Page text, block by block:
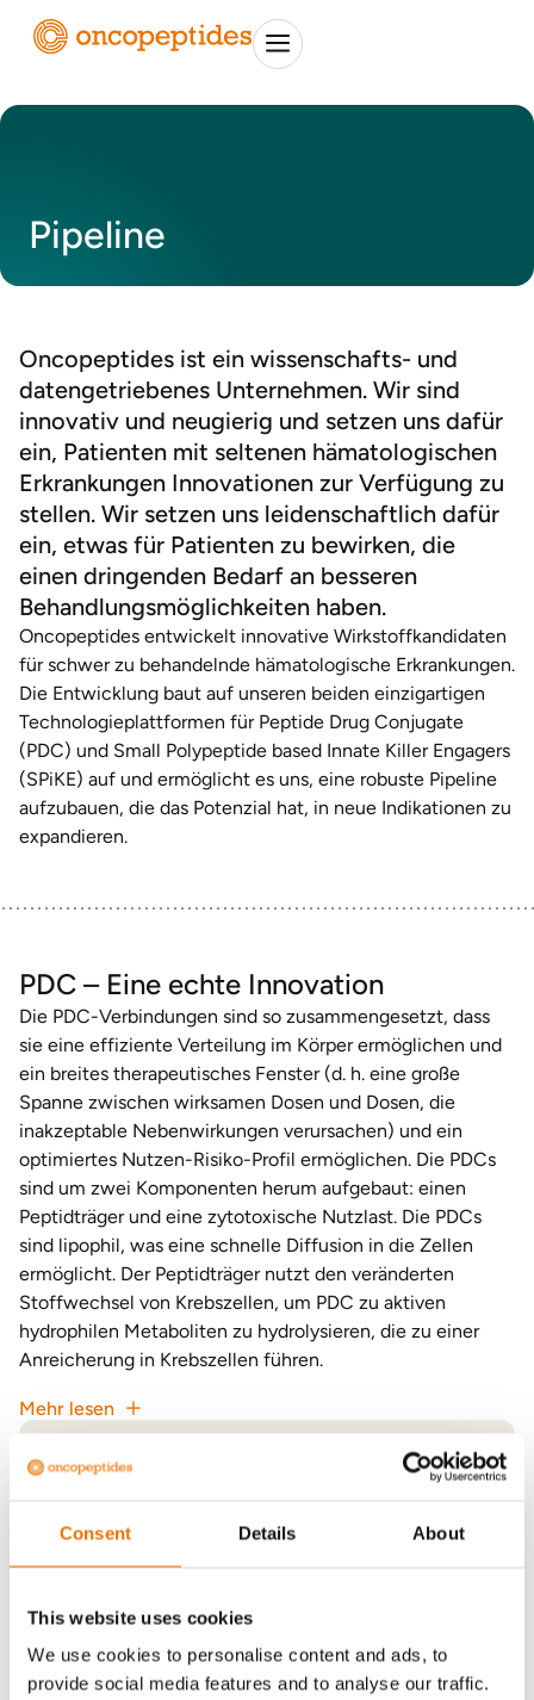
Consent Details About
This website uses cookies
We use cookies to personalise content and ads, to
provide social media features and to analyse our traffic.
Pipeline
Oncopeptides ist ein wissenschafts- und
datengetriebenes Unternehmen. Wir sind
innovativ und neugierig und setzen uns dafür
ein, Patienten mit seltenen hämatologischen
Erkrankungen Innovationen zur Verfügung zu
stellen. Wir setzen uns leidenschaftlich dafür
ein, etwas für Patienten zu bewirken, die
einen dringenden Bedarf an besseren
Behandlungsmöglichkeiten haben.
Oncopeptides entwickelt innovative Wirkstoffkandidaten
für schwer zu behandelnde hämatologische Erkrankungen.
Die Entwicklung baut auf unseren beiden einzigartigen
Technologieplattformen für Peptide Drug Conjugate
(PDC) und Small Polypeptide based Innate Killer Engagers
(SPiKE) auf und ermöglicht es uns, eine robuste Pipeline
aufzubauen, die das Potenzial hat, in neue Indikationen zu
expandieren.
PDC – Eine echte Innovation
Die PDC-Verbindungen sind so zusammengesetzt, dass
sie eine effiziente Verteilung im Körper ermöglichen und
ein breites therapeutisches Fenster (d. h. eine große
Spanne zwischen wirksamen Dosen und Dosen, die
inakzeptable Nebenwirkungen verursachen) und ein
optimiertes Nutzen-Risiko-Profil ermöglichen. Die PDCs
sind um zwei Komponenten herum aufgebaut: einen
Peptidträger und eine zytotoxische Nutzlast. Die PDCs
sind lipophil, was eine schnelle Diffusion in die Zellen
ermöglicht. Der Peptidträger nutzt den veränderten
Stoffwechsel von Krebszellen, um PDC zu aktiven
hydrophilen Metaboliten zu hydrolysieren, die zu einer
Anreicherung in Krebszellen führen.
Erfahren Sie mehr über die PDC-Technologieplattform
Mehr lesen
Melflufen
Das erste PDC mit einer alkylierenden Nutzlast